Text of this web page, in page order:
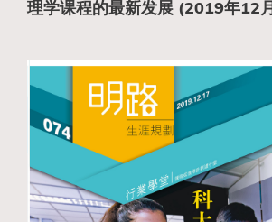
理学课程的最新发展 (2019年12